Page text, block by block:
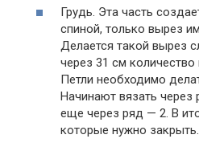
Грудь. Эта часть
спиной, только вырез
Делается такой вырез
через 31 см
Петли необходимо
Начинают вязать через
еще через ряд — 2. В
которые нужно закрыть.